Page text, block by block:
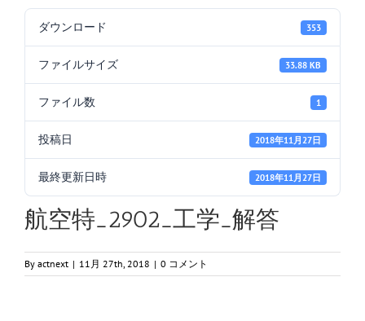
ダウンロード 353
ファイルサイズ 33.88 KB
ファイル数 1
投稿日 2018年11月27日
最終更新日時 2018年11月27日
航空特_2902_工学_解答
By actnext | 11月 27th, 2018 | 0 コメント